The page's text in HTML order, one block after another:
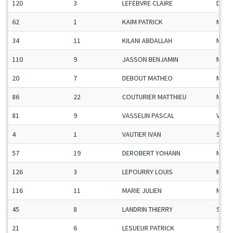
120 3 LEFEBVRE CLAIRE
62 1 KAIM PATRICK
34 11 KILANI ABDALLAH
110 9 JASSON BENJAMIN
20 7 DEBOUT MATHEO
86 22 COUTURIER MATTHIEU
81 9 VASSELIN PASCAL Vet
4 1 VAUTIER IVAN
57 19 DEROBERT YOHANN
126 3 LEPOURRY LOUIS
116 11 MARIE JULIEN
45 8 LANDRIN THIERRY
21 6 LESUEUR PATRICK